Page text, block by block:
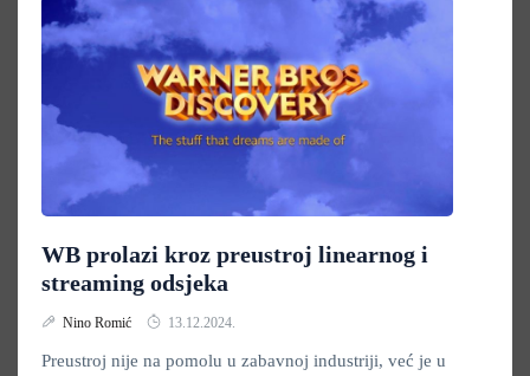
WB prolazi kroz preustroj linearnog i
streaming odsjeka
Nino Romić 13.12.2024.
Preustroj nije na pomolu u zabavnoj industriji, već je u